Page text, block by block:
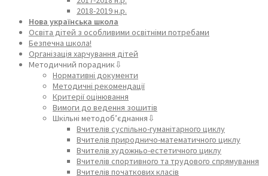
2018-2019 н.р.
Нова українська школа
Освіта дітей з особливими освітніми потребами
Безпечна школа!
Організація харчування дітей
Методичний порадник⇩
Нормативні документи
Методичні рекомендації
Критерії оцінювання
Вимоги до ведення зошитів
Шкільні методоб’єднання⇩
Вчителів суспільно-гуманітарного циклу
Вчителів природничо-математичного циклу
Вчителів художньо-естетичного циклу
Вчителів спортивного та трудового спрямування
Вчителів початкових класів